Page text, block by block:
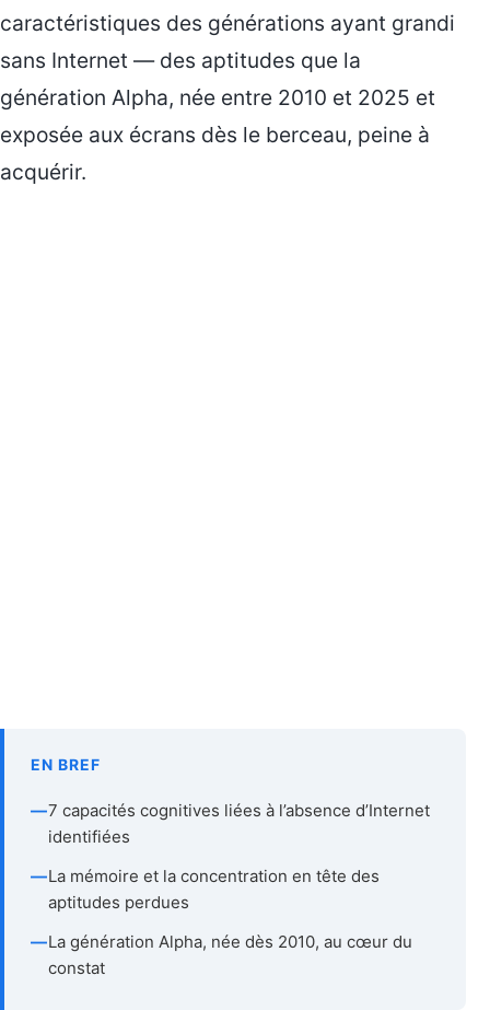
caractéristiques des générations ayant grandi
sans Internet — des aptitudes que la
génération Alpha, née entre 2010 et 2025 et
exposée aux écrans dès le berceau, peine à
acquérir.
EN BREF
—7 capacités cognitives liées à l’absence d’Internet
identifiées
—La mémoire et la concentration en tête des
aptitudes perdues
—La génération Alpha, née dès 2010, au cœur du
constat